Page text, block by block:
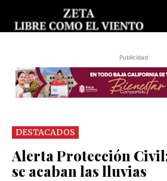
Publicidad
DESTACADOS
Alerta Protección
se acaban las lluvias